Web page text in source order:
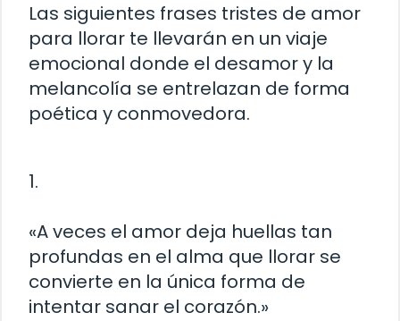
Las siguientes frases tristes de amor
para llorar te llevarán en un viaje
emocional donde el desamor y la
melancolía se entrelazan de forma
poética y conmovedora.
1.
«A veces el amor deja huellas tan
profundas en el alma que llorar se
convierte en la única forma de
intentar sanar el corazón.»